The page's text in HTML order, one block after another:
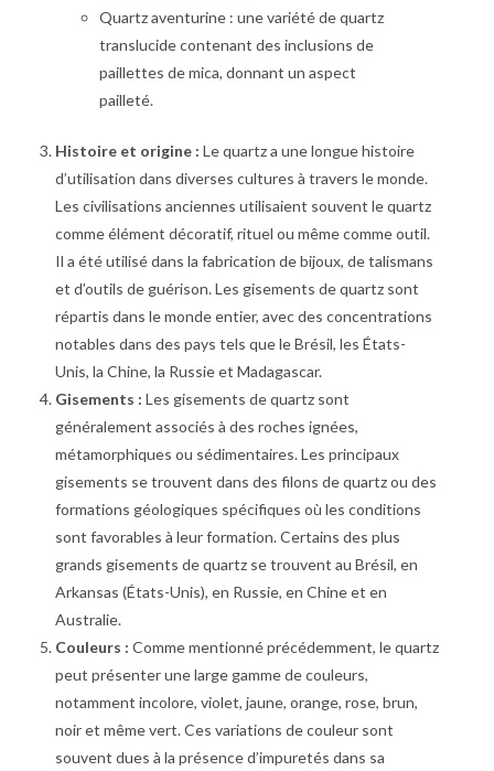
Quartz aventurine : une variété de quartz
translucide contenant des inclusions de
paillettes de mica, donnant un aspect
pailleté.
Histoire et origine : Le quartz a une longue histoire
d’utilisation dans diverses cultures à travers le monde.
Les civilisations anciennes utilisaient souvent le quartz
comme élément décoratif, rituel ou même comme outil.
Il a été utilisé dans la fabrication de bijoux, de talismans
et d’outils de guérison. Les gisements de quartz sont
répartis dans le monde entier, avec des concentrations
notables dans des pays tels que le Brésil, les États-
Unis, la Chine, la Russie et Madagascar.
Gisements : Les gisements de quartz sont
généralement associés à des roches ignées,
métamorphiques ou sédimentaires. Les principaux
gisements se trouvent dans des filons de quartz ou des
formations géologiques spécifiques où les conditions
sont favorables à leur formation. Certains des plus
grands gisements de quartz se trouvent au Brésil, en
Arkansas (États-Unis), en Russie, en Chine et en
Australie.
Couleurs : Comme mentionné précédemment, le quartz
peut présenter une large gamme de couleurs,
notamment incolore, violet, jaune, orange, rose, brun,
noir et même vert. Ces variations de couleur sont
souvent dues à la présence d’impuretés dans sa